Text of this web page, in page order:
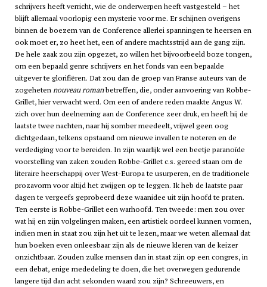
schrijvers heeft verricht, wie de onderwerpen heeft vastgesteld – het
blijft allemaal voorlopig een mysterie voor me. Er schijnen overigens
binnen de boezem van de Conference allerlei spanningen te heersen en
ook moet er, zo heet het, een of andere machtsstrijd aan de gang zijn.
De hele zaak zou zijn opgezet, zo willen het bijvoorbeeld boze tongen,
om een bepaald genre schrijvers en het fonds van een bepaalde
uitgever te glorifiëren. Dat zou dan de groep van Franse auteurs van de
zogehetennouveau romanbetreffen, die, onder aanvoering van Robbe-
Grillet, hier verwacht werd. Om een of andere reden maakte Angus W.
zich over hun deelneming aan de Conference zeer druk, en heeft hij de
laatste twee nachten, naar hij somber meedeelt, vrijwel geen oog
dichtgedaan, telkens opstaand om nieuwe invallen te noteren en de
verdediging voor te bereiden. In zijn waarlijk wel een beetje paranoïde
voorstelling van zaken zouden Robbe-Grillet c.s. gereed staan om de
literaire heerschappij over West-Europa te usurperen, en de traditionele
prozavorm voor altijd het zwijgen op te leggen. Ik heb de laatste paar
dagen te vergeefs geprobeerd deze waanidee uit zijn hoofd te praten.
Ten eerste is Robbe-Grillet een warhoofd. Ten tweede: men zou over
wat hij en zijn volgelingen maken, een artistiek oordeel kunnen vormen,
indien men in staat zou zijn het uit te lezen, maar we weten allemaal dat
hun boeken even onleesbaar zijn als de nieuwe kleren van de keizer
onzichtbaar. Zouden zulke mensen dan in staat zijn op een congres, in
een debat, enige mededeling te doen, die het overwegen gedurende
langere tijd dan acht sekonden waard zou zijn? Schreeuwers, en